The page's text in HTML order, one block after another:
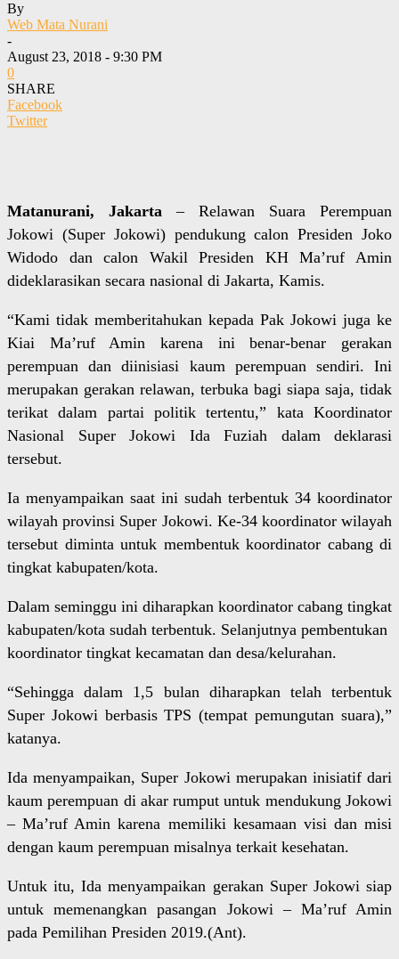
By
Web Mata Nurani
-
August 23, 2018 - 9:30 PM
0
SHARE
Facebook
Twitter
Matanurani, Jakarta – Relawan Suara Perempuan
Jokowi (Super Jokowi) pendukung calon Presiden Joko
Widodo dan calon Wakil Presiden KH Ma’ruf Amin
dideklarasikan secara nasional di Jakarta, Kamis.
“Kami tidak memberitahukan kepada Pak Jokowi juga ke
Kiai Ma’ruf Amin karena ini benar-benar gerakan
perempuan dan diinisiasi kaum perempuan sendiri. Ini
merupakan gerakan relawan, terbuka bagi siapa saja, tidak
terikat dalam partai politik tertentu,” kata Koordinator
Nasional Super Jokowi Ida Fuziah dalam deklarasi
tersebut.
Ia menyampaikan saat ini sudah terbentuk 34 koordinator
wilayah provinsi Super Jokowi. Ke-34 koordinator wilayah
tersebut diminta untuk membentuk koordinator cabang di
tingkat kabupaten/kota.
Dalam seminggu ini diharapkan koordinator cabang tingkat
kabupaten/kota sudah terbentuk. Selanjutnya pembentukan
koordinator tingkat kecamatan dan desa/kelurahan.
“Sehingga dalam 1,5 bulan diharapkan telah terbentuk
Super Jokowi berbasis TPS (tempat pemungutan suara),”
katanya.
Ida menyampaikan, Super Jokowi merupakan inisiatif dari
kaum perempuan di akar rumput untuk mendukung Jokowi
– Ma’ruf Amin karena memiliki kesamaan visi dan misi
dengan kaum perempuan misalnya terkait kesehatan.
Untuk itu, Ida menyampaikan gerakan Super Jokowi siap
untuk memenangkan pasangan Jokowi – Ma’ruf Amin
pada Pemilihan Presiden 2019.(Ant).